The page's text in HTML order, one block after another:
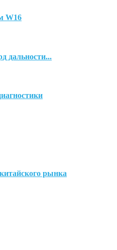
W16
дальности...
рынка